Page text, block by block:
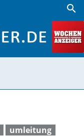
search
umleitung